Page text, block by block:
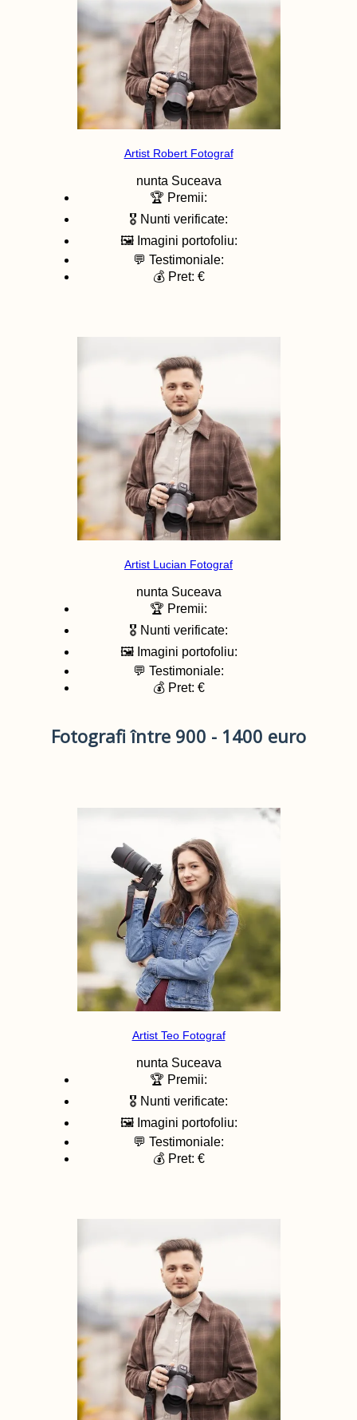
Artist Robert Fotograf
nunta Suceava
🏆 Premii:
🎖️ Nunti verificate:
🖼️ Imagini portofoliu:
💬 Testimoniale:
💰 Pret: €
Artist Lucian Fotograf
nunta Suceava
🏆 Premii:
🎖️ Nunti verificate:
🖼️ Imagini portofoliu:
💬 Testimoniale:
💰 Pret: €
Fotografi între 900 - 1400 euro
Artist Teo Fotograf
nunta Suceava
🏆 Premii:
🎖️ Nunti verificate:
🖼️ Imagini portofoliu:
💬 Testimoniale:
💰 Pret: €